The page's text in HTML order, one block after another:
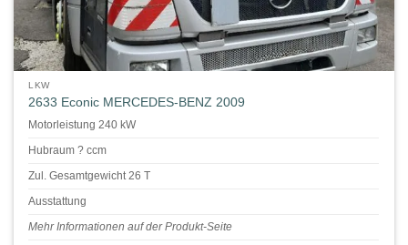
LKW
2633 Econic MERCEDES-BENZ 2009
Motorleistung 240 kW
Hubraum ? ccm
Zul. Gesamtgewicht 26 T
Ausstattung
Mehr Informationen auf der Produkt-Seite